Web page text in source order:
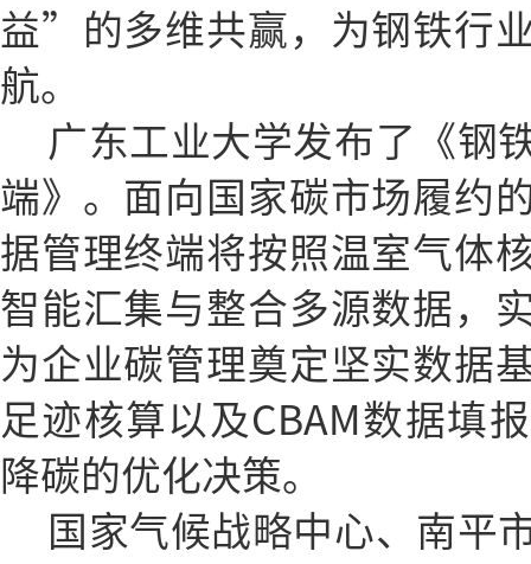
益”的多维共赢，为钢铁行
航。
广东工业大学发布了《钢
端》。面向国家碳市场履约
据管理终端将按照温室气体
智能汇集与整合多源数据，
为企业碳管理奠定坚实数据
足迹核算以及CBAM数据填
降碳的优化决策。
国家气候战略中心、南平